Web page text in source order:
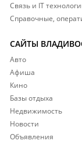
Связь и IT
Справочные,
САЙТЫ
Авто
Афиша
Кино
Базы отдыха
Недвижимость
Новости
Объявления